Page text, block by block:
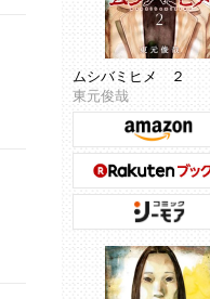
ムシバミヒメ ２
東元俊哉